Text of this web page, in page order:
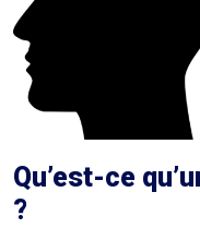
Qu’est-ce
?